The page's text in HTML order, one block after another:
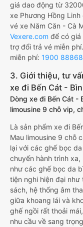
giá dao động từ
xe Phương Hồng
vé xe Năm Căn - Cà
Vexere.com để có giá
trợ đổi trả vé miễn
miễn phí: 1900
3. Giới thiệu, tư
xe đi Bến Cát -
Dòng xe đi Bến Cát -
limousine 9 chỗ vip,
Là sản phẩm xe đi
Mau limousine 9 chỗ
lại với các ghế bọc
chuyến hành trình
như các ghế bọc da
tiện nghi hiện đại
sách, hệ thống âm
giữa khoang lái và
ghế ngồi rất thoải
nhu cầu về sang